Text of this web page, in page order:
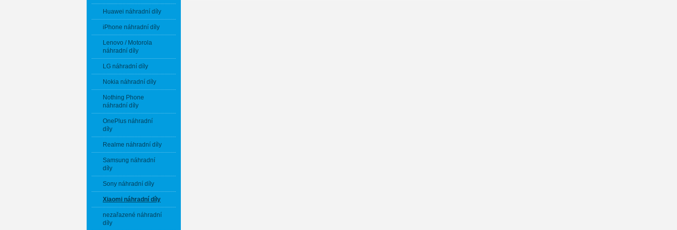
Huawei náhradní díly
iPhone náhradní díly
Lenovo / Motorola
náhradní díly
LG náhradní díly
Nokia náhradní díly
Nothing Phone
náhradní díly
OnePlus náhradní
díly
Realme náhradní díly
Samsung náhradní
díly
Sony náhradní díly
Xiaomi náhradní díly
nezařazené náhradní
díly